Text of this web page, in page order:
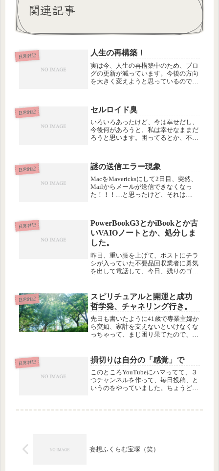
関連記事
日常雑記 人生の再構築！
実は今、人生の再構築中のため、ブロ
グの更新が減っています。今後の方向
を大きく変えようと思っているので…
自分のあり方も変化してきていること
に気づいたという感じです。自分が変
わ...
日常雑記 セルロイド臭
いろいろあったけど、今は幸せだし、
今後何があろうと、私は幸せなままだ
ろうと思います。困ってるとか、不幸
口出ししたり、してきたけど、実はそ
れほど相手は困ってないってことがほ
と...
日常雑記 謎の送信エラー現象
MacをMavericksにして2日目、突然、
Mailからメールが送信できなくなっ
た！！！…と思ったけど、それは
この間、Mavericksに変えたついでに
iC...
日常雑記
PowerBookG3とかiBookとか古
いVAIOノートとか、処分しま
した。
昨日、重い腰を上げて、ポストにチラ
シが入っていた不要品回収業者に勇気
を出して電話して、今日、残りのゴミ
装置）、自転車１台、ブラウン管のテ
レビと古タイヤ（こちらは有料）な
ど...
日常雑記
スピリチュアルと開運と成功
哲学発、チャネリング行き。
先日も書いたように41歳で専業主婦か
ら突如、家計を支えないといけなくな
っちゃって、まじ困り果てたので、そ
くどうやったらお金が得られるのか、
どうやったら仕事で成功できるの
か、...
日常雑記 損切りは自分の「感覚」で
このところYouTubeにハマってて、３
つチャンネルを作って、毎日投稿、と
いうのをやっていました。ちょうど1
妄想ふくらむ宝塚（笑）